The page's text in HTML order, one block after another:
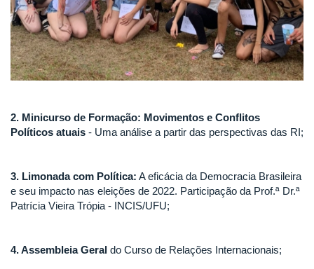
2. Minicurso de Formação: Movimentos e Conflitos
Políticos atuais - Uma análise a partir das perspectivas das RI;
3. Limonada com Política: A eficácia da Democracia Brasileira
e seu impacto nas eleições de 2022. Participação da Prof.ª Dr.ª
Patrícia Vieira Trópia - INCIS/UFU;
4. Assembleia Geral do Curso de Relações Internacionais;